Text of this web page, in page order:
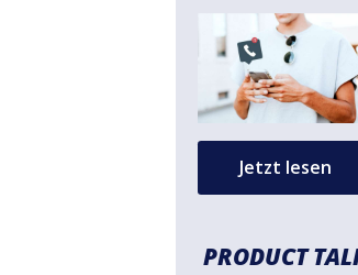
Jetzt lesen
PRODUCT